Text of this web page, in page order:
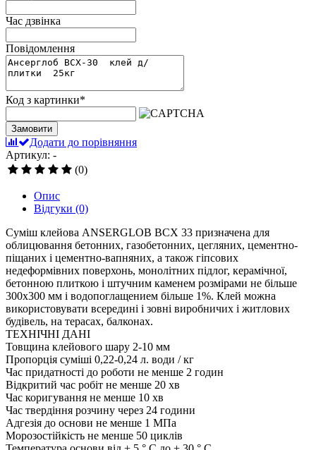
Час дзвінка
Повідомлення
Код з картинки*
Замовити
Додати до порівняння
Артикул: -
(0)
Опис
Відгуки (0)
Суміш клейова ANSERGLOB BCX 33 призначена для
облицювання бетонних, газобетонних, цегляних, цементно-
піщаних і цементно-вапняних, а також гіпсових
недеформівних поверхонь, монолітних підлог, керамічної,
бетонною плиткою і штучним каменем розмірами не більше
300х300 мм і водопоглащением більше 1%. Клей можна
використовувати всередині і зовні виробничих і житлових
будівель, на терасах, балконах.
ТЕХНІЧНІ ДАНІ
Товщина клейового шару 2-10 мм
Пропорція суміші 0,22-0,24 л. води / кг
Час придатності до роботи не менше 2 годин
Відкритий час робіт не менше 20 хв
Час коригування не менше 10 хв
Час твердіння розчину через 24 години
Адгезія до основи не менше 1 МПа
Морозостійкість не менше 50 циклів